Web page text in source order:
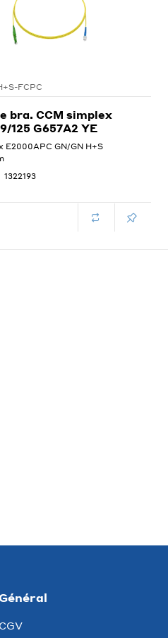
FCPC
bra. CCM simplex
125 G657A2 YE
E2000APC GN/GN H+S
1322193
CGV